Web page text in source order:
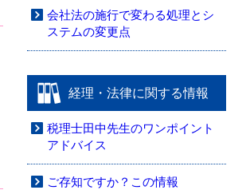
会社法の施行で変わる処理とシ
ステムの変更点
経理・法律に関する情報
税理士田中先生のワンポイント
アドバイス
ご存知ですか？この情報